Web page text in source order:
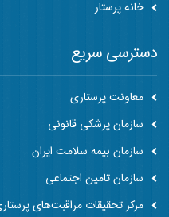
خانه پرستار
دسترسی سریع
معاونت پرستاری
سازمان پزشکی قانونی
سازمان بیمه سلامت ایران
سازمان تامین اجتماعی
مرکز تحقیقات مراقبت‌های